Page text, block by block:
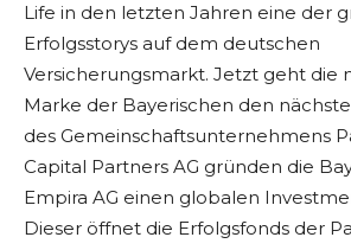
Life in den letzten Jahren eine der
Erfolgsstorys auf dem deutschen
Versicherungsmarkt. Jetzt geht die
Marke der Bayerischen den
des Gemeinschaftsunternehmens
Capital Partners AG gründen die
Empira AG einen globalen
Dieser öffnet die Erfolgsfonds der